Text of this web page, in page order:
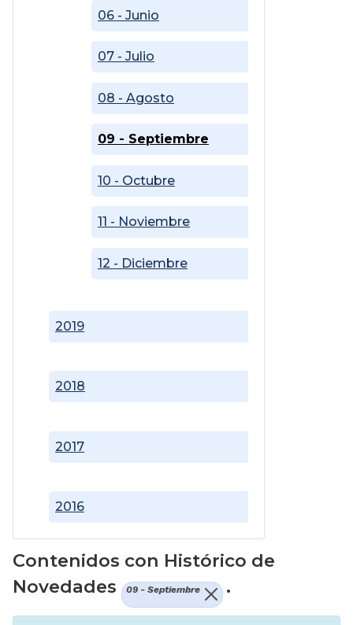
2016
2017
2018
2019
06 - Junio
07 - Julio
08 - Agosto
09 - Septiembre
10 - Octubre
11 - Noviembre
12 - Diciembre
Contenidos con Histórico de
Novedades
09 - Septiembre .